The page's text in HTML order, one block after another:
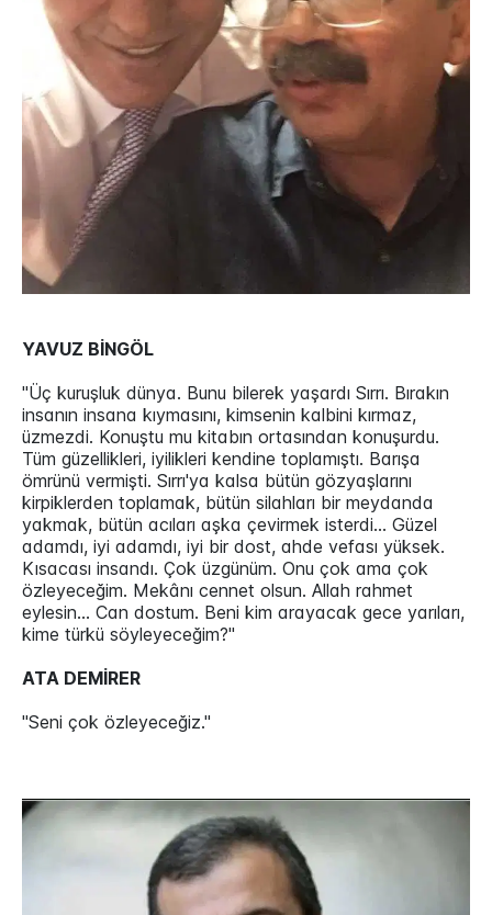
YAVUZ BİNGÖL
"Üç kuruşluk dünya. Bunu bilerek yaşardı Sırrı. Bırakın
insanın insana kıymasını, kimsenin kalbini kırmaz,
üzmezdi. Konuştu mu kitabın ortasından konuşurdu.
Tüm güzellikleri, iyilikleri kendine toplamıştı. Barışa
ömrünü vermişti. Sırrı'ya kalsa bütün gözyaşlarını
kirpiklerden toplamak, bütün silahları bir meydanda
yakmak, bütün acıları aşka çevirmek isterdi... Güzel
adamdı, iyi adamdı, iyi bir dost, ahde vefası yüksek.
Kısacası insandı. Çok üzgünüm. Onu çok ama çok
özleyeceğim. Mekânı cennet olsun. Allah rahmet
eylesin... Can dostum. Beni kim arayacak gece yarıları,
kime türkü söyleyeceğim?"
ATA DEMİRER
"Seni çok özleyeceğiz."